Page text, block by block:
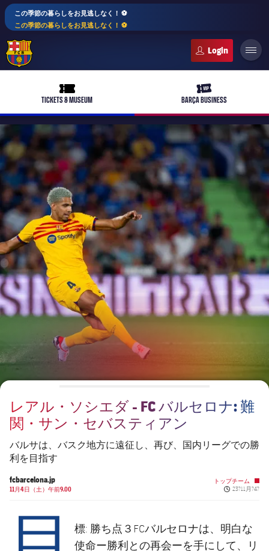
この季節の暮らしをお見逃しなく！ ⚽️
この季節の暮らしをお見逃しなく！ ⚽️
ticket-full
TICKETS & MUSEUM
ticket-vip
BARÇA BUSINESS
plusicon
label.aria.plus
バルサアカデミー
plusicon
label.aria.plus
10年毎
会長
レジェンド
監督
plusicon
label.aria.plus
プレスパス
PLUSICON
LABEL.ARIA.PLUS
トップチーム
女子サッカー
plusicon
label.aria.plus
スケジュール
チケット
結果
順位表
バルサAtlètic
plusicon
label.aria.plus
スケジュール
チケット
結果
PLUSICON
LABEL.ARIA.PLUS
トップチーム
label.aria.plus
スケジュール
チケット
結果
順位表
PLUSICON
LABEL.ARIA.PLUS
トップチーム
スケジュール
チケット
結果
PLUSICON
LABEL.ARIA.PLUS
トップチーム
plusicon
label.aria.plus
スケジュール
結果
PLUSICON
LABEL.ARIA.PLUS
plusicon
label.aria.plus
スケジュール
レアル・ソシエダ - FC バルセロナ: 難
関・サン・セバスティアン
バルサは、バスク地方に遠征し、再び、国内リーグでの勝
利を目指す
fcbarcelona.jp
11月4日（土）午前9.00
トップチーム
Published
23?11月?4?
標: 勝ち点３FCバルセロナは、明白な
使命ー勝利との再会ーを手にして、リ